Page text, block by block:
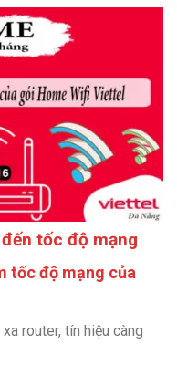
tốc độ mạng
tốc độ mạng của
xa router, tín hiệu càng